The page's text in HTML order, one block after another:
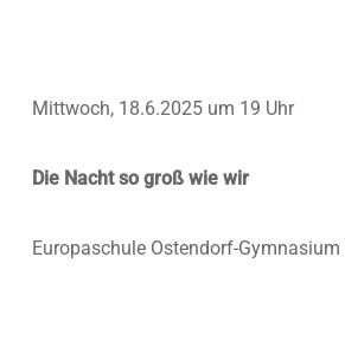
Mittwoch, 18.6.2025 um 19 Uhr
Die Nacht so groß wie wir
Europaschule Ostendorf-